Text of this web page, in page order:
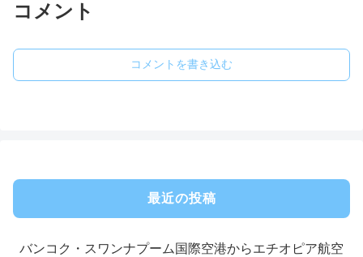
コメント
コメントを書き込む
最近の投稿
バンコク・スワンナプーム国際空港からエチオピア航空